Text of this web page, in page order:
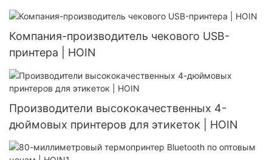
шириной 80 мм в Китае
Компания-производитель чекового USB-
принтера | HOIN
Производители высококачественных 4-
дюймовых принтеров для этикеток | HOIN